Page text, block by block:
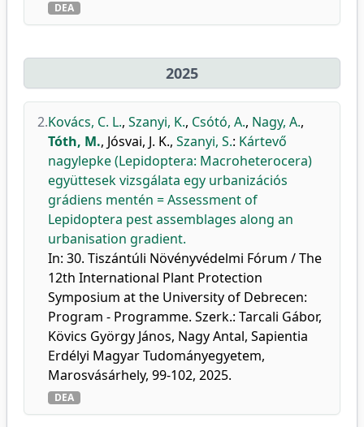
DEA
2025
2.Kovács, C. L., Szanyi, K., Csótó, A., Nagy, A.,
Tóth, M., Jósvai, J. K., Szanyi, S.: Kártevő
nagylepke (Lepidoptera: Macroheterocera)
együttesek vizsgálata egy urbanizációs
grádiens mentén = Assessment of
Lepidoptera pest assemblages along an
urbanisation gradient.
In: 30. Tiszántúli Növényvédelmi Fórum / The
12th International Plant Protection
Symposium at the University of Debrecen:
Program - Programme. Szerk.: Tarcali Gábor,
Kövics György János, Nagy Antal, Sapientia
Erdélyi Magyar Tudományegyetem,
Marosvásárhely, 99-102, 2025.
DEA